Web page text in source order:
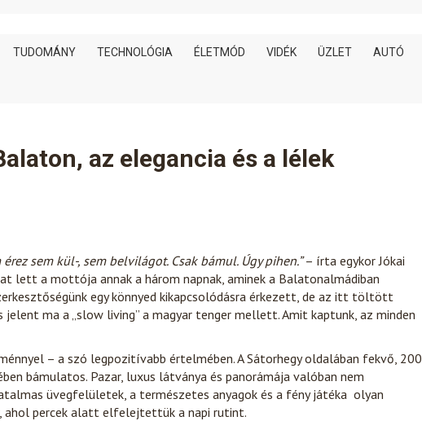
TUDOMÁNY TECHNOLÓGIA ÉLETMÓD VIDÉK ÜZLET AUTÓ
az elegancia és a lélek
sem kül-, sem belvilágot. Csak bámul. Úgy pihen.”– írta egykor Jókai
lett a mottója annak a három napnak, aminek a Balatonalmádiban
egy könnyed kikapcsolódásra érkezett, de az itt töltött
ma a „slow living” a magyar tenger mellett. Amit kaptunk, az minden
– a szó legpozitívabb értelmében. A Sátorhegy oldalában fekvő, 200
bámulatos. Pazar, luxus látványa és panorámája valóban nem
üvegfelületek, a természetes anyagok és a fény játéka olyan
percek alatt elfelejtettük a napi rutint.